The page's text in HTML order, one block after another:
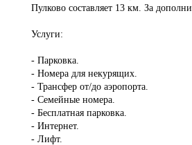
Пулково составляет 13 км. За
Услуги:
- Парковка.
- Номера для некурящих.
- Трансфер от/до аэропорта.
- Семейные номера.
- Бесплатная парковка.
- Интернет.
- Лифт.